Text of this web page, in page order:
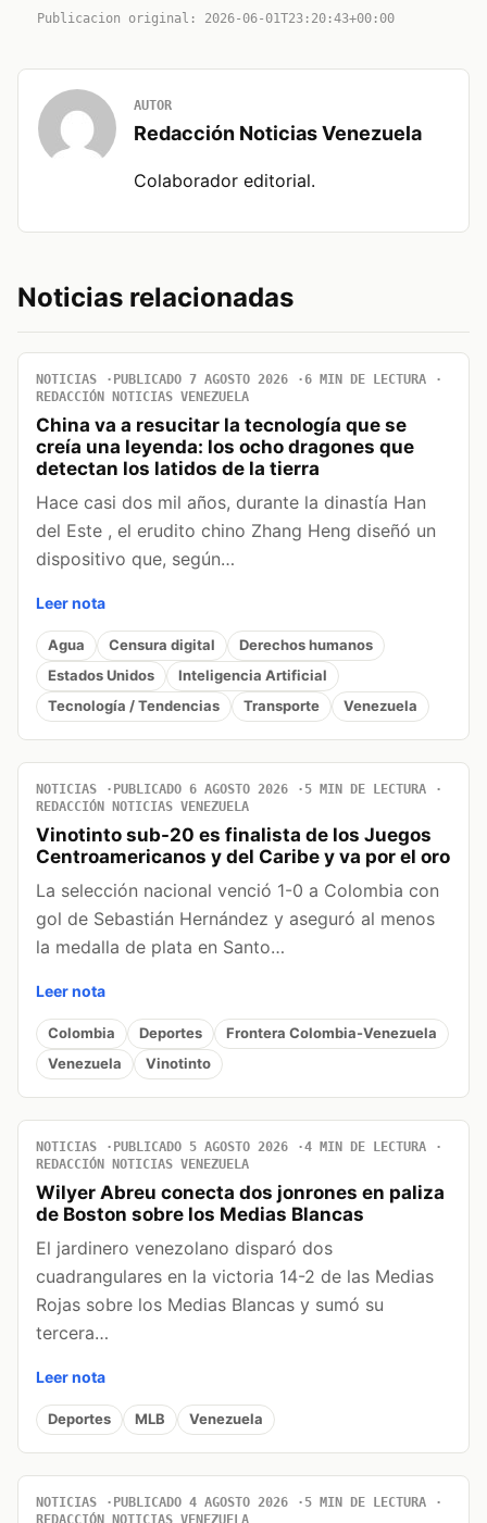
Publicacion original: 2026-06-01T23:20:43+00:00
AUTOR
Redacción Noticias Venezuela
Colaborador editorial.
Noticias relacionadas
NOTICIAS PUBLICADO 7 AGOSTO 2026
6 MIN DE LECTURA
REDACCIÓN NOTICIAS VENEZUELA
China va a resucitar la tecnología que se
creía una leyenda: los ocho dragones que
detectan los latidos de la tierra
Hace casi dos mil años, durante la dinastía Han
del Este , el erudito chino Zhang Heng diseñó un
dispositivo que, según…
Leer nota
Agua Censura digital
Derechos humanos
Estados Unidos
Inteligencia Artificial
Tecnología / Tendencias
Transporte Venezuela
NOTICIAS PUBLICADO 6 AGOSTO 2026
5 MIN DE LECTURA
REDACCIÓN NOTICIAS VENEZUELA
Vinotinto sub-20 es finalista de los Juegos
Centroamericanos y del Caribe y va por el oro
La selección nacional venció 1-0 a Colombia con
gol de Sebastián Hernández y aseguró al menos
la medalla de plata en Santo…
Leer nota
Colombia Deportes
Frontera Colombia-Venezuela
Venezuela
Vinotinto
NOTICIAS PUBLICADO 5 AGOSTO 2026
4 MIN DE LECTURA
REDACCIÓN NOTICIAS VENEZUELA
Wilyer Abreu conecta dos jonrones en paliza
de Boston sobre los Medias Blancas
El jardinero venezolano disparó dos
cuadrangulares en la victoria 14-2 de las Medias
Rojas sobre los Medias Blancas y sumó su
tercera…
Leer nota
Deportes MLB Venezuela
NOTICIAS PUBLICADO 4 AGOSTO 2026
5 MIN DE LECTURA
REDACCIÓN NOTICIAS VENEZUELA